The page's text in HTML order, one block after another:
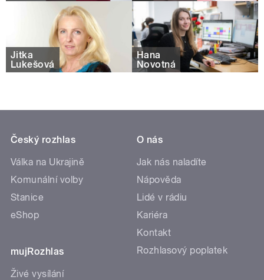
Jitka
Lukešová
Hana
Novotná
Český rozhlas
Válka na Ukrajině
Komunální volby
Stanice
eShop
mujRozhlas
Živé vysílání
O nás
Jak nás naladíte
Nápověda
Lidé v rádiu
Kariéra
Kontakt
Rozhlasový poplatek